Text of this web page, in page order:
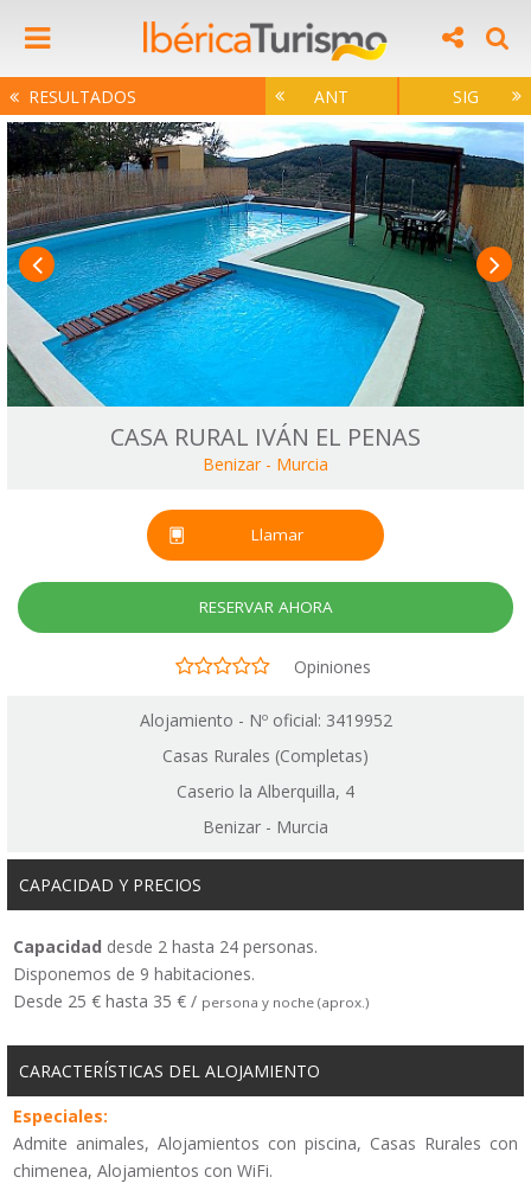
RESULTADOS ANT SIG
CASA RURAL IVÁN EL PENAS
Benizar - Murcia
Llamar
RESERVAR AHORA
Opiniones
Alojamiento - Nº oficial: 3419952
Casas Rurales (Completas)
Caserio la Alberquilla, 4
Benizar - Murcia
CAPACIDAD Y PRECIOS
Capacidad desde 2 hasta 24 personas.
Disponemos de 9 habitaciones.
Desde 25 € hasta 35 € / persona y noche (aprox.)
CARACTERÍSTICAS DEL ALOJAMIENTO
Especiales:
Admite animales, Alojamientos con piscina, Casas Rurales con
chimenea, Alojamientos con WiFi.